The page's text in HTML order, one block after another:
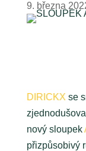
9. března
DIRICKX se
nový sloupek
přizpůsobivý